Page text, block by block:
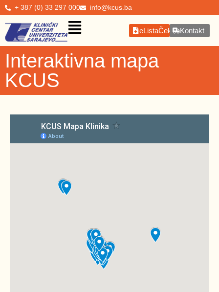
+ 387 (0) 33 297 000 info@kcus.ba
eListaČekanjaKontakt
Interaktivna mapa
KCUS